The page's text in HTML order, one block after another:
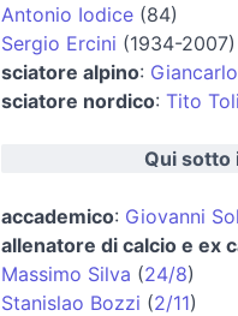
Antonio Iodice(84)
Sergio Ercini (1934-2007)
sciatore alpino:
sciatore nordico: Tito
Qui sotto
accademico: Giovanni
allenatore di calcio e ex
Massimo Silva (24/8)
Stanislao Bozzi (2/11)